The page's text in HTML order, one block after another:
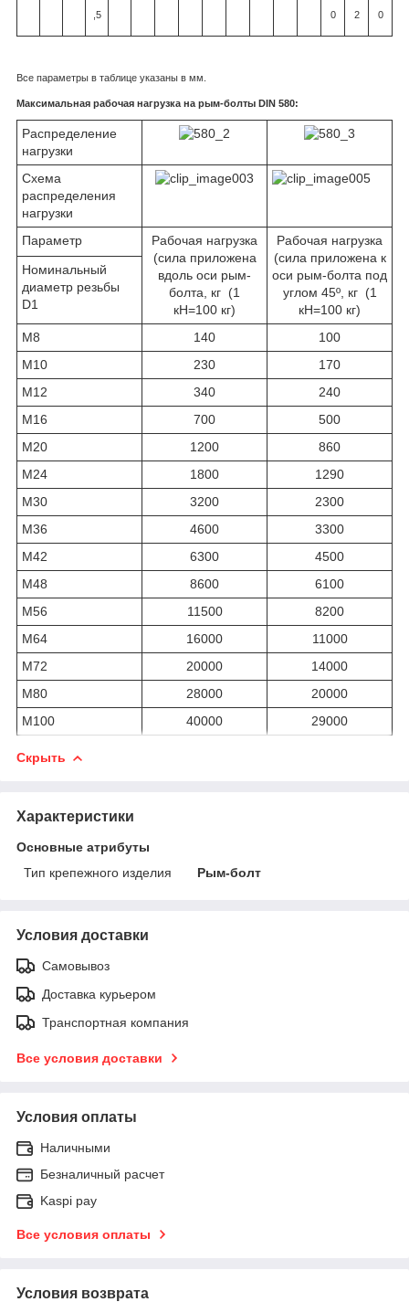
,5
0
2
0
Все параметры в таблице указаны в мм.
Максимальная рабочая нагрузка на рым-болты DIN 580:
Распределение
нагрузки
Схема
распределения
нагрузки
Параметр
Рабочая нагрузка
(сила приложена
вдоль оси рым-
болта, кг (1
кН=100 кг)
Рабочая нагрузка
(сила приложена к
оси рым-болта под
углом 45º, кг (1
кН=100 кг)
Номинальный
диаметр резьбы
D1
M8 140
100
M10
230
170
M12
340
240
M16
700
500
М20
1200
860
М24
1800
1290
М30
3200
2300
M36
4600
3300
М42
6300
4500
М48
8600
6100
М56
11500
8200
М64
16000
11000
М72
20000
14000
М80
28000
20000
М100
40000 29000
Скрыть
Характеристики
Основные атрибуты
Тип крепежного изделия
Рым-болт
Условия доставки
Самовывоз
Доставка курьером
Транспортная компания
Все условия доставки
Условия оплаты
Наличными
Безналичный расчет
Kaspi pay
Все условия оплаты
Условия возврата